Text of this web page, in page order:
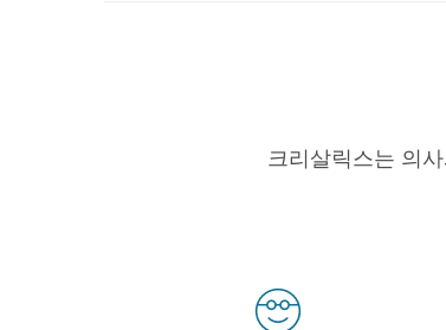
크리살릭스는 의